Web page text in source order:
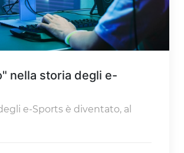
nella storia degli e-
e-Sports è diventato, al